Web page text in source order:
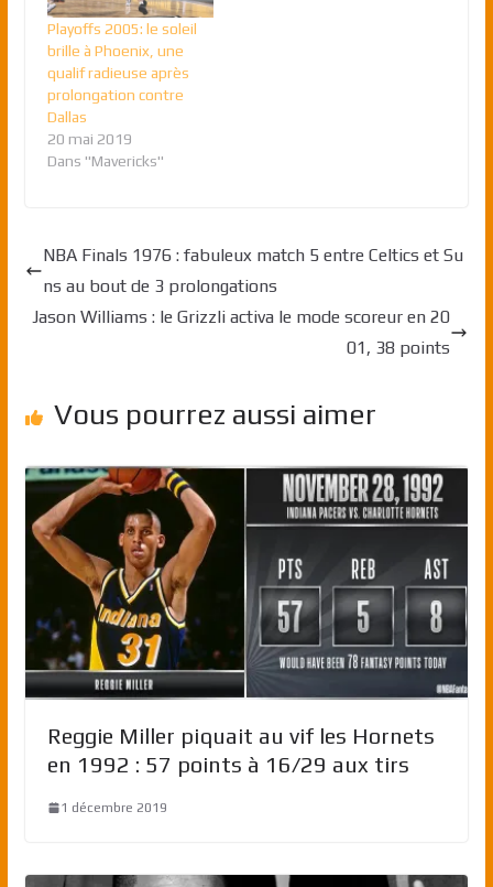
Playoffs 2005: le soleil
brille à Phoenix, une
qualif radieuse après
prolongation contre
Dallas
20 mai 2019
Dans "Mavericks"
NBA Finals 1976 : fabuleux match 5 entre Celtics et Su
ns au bout de 3 prolongations
Jason Williams : le Grizzli activa le mode scoreur en 20
01, 38 points
Vous pourrez aussi aimer
Reggie Miller piquait au vif les Hornets
en 1992 : 57 points à 16/29 aux tirs
1 décembre 2019